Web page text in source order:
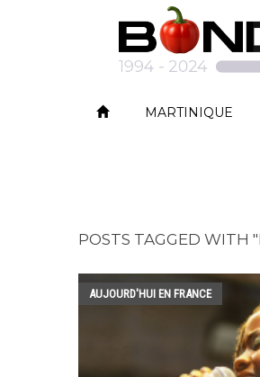
MARTINIQUE
POSTS TAGGED WITH
AUJOURD'HUI EN FRANCE